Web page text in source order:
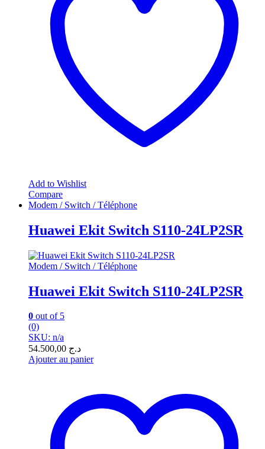
Add to Wishlist
Compare
Modem / Switch / Téléphone
Huawei Ekit Switch S110-24LP2SR
Modem / Switch / Téléphone
Huawei Ekit Switch S110-24LP2SR
0 out of 5
(0)
SKU: n/a
د.ج
Ajouter au panier